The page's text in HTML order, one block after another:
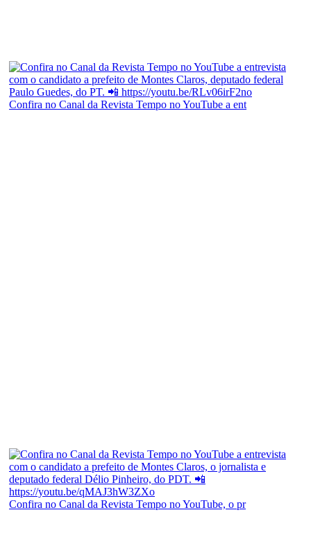
Confira no Canal da Revista Tempo no YouTube a ent
Confira no Canal da Revista Tempo no YouTube, o pr